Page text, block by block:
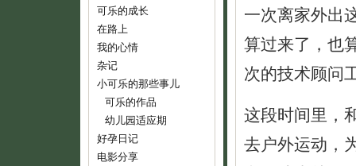
可乐的成长
在路上
我的心情
杂记
小可乐的那些事儿
可乐的作品
幼儿园适应期
好孕日记
电影分享
一次离家外出
算过来了，也
次的技术顾问
这段时间里，
去户外运动，